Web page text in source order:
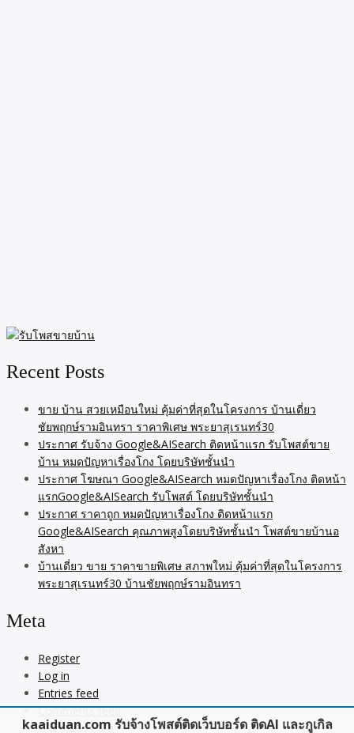
Recent Posts
ขาย บ้าน สวยเหมือนใหม่ คุ้มค่าที่สุดในโครงการ บ้านเดี่ยว
ชัยพฤกษ์รามอินทรา ราคาพิเศษ พระยาสุเรนทร์30
ประกาศ รับจ้าง Google&AISearch ติดหน้าแรก รับโพสต์ขาย
บ้าน หมดปัญหาเรื่องโกง โดยบริษัทชั้นนำ
ประกาศ โฆษณา Google&AISearch หมดปัญหาเรื่องโกง ติดหน้า
แรกGoogle&AISearch รับโพสต์ โดยบริษัทชั้นนำ
ประกาศ ราคาถูก หมดปัญหาเรื่องโกง ติดหน้าแรก
Google&AISearch คุณภาพสูงโดยบริษัทชั้นนำ โพสต์ขายบ้านอ
สังหา
บ้านเดี่ยว ขาย ราคาขายพิเศษ สภาพใหม่ คุ้มค่าที่สุดในโครงการ
พระยาสุเรนทร์30 บ้านชัยพฤกษ์รามอินทรา
Meta
Register
Log in
Entries feed
Comments feed
WordPress.org
kaaiduan.com รับจ้างโพสต์ติดเว็บบอร์ด ติดAI และกูเกิล